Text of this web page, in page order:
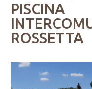
PISCINA
ROSSETTA